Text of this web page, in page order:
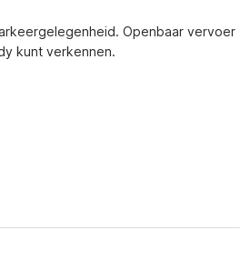
Openbaar vervoer
kunt verkennen.